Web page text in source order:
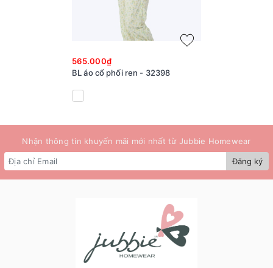
565.000₫
BL áo cổ phối ren - 32398
Nhận thông tin khuyến mãi mới nhất từ Jubbie Homewear
Đăng ký